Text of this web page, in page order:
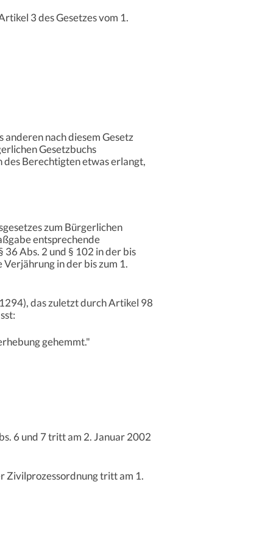
3 des Gesetzes vom 1.
nach diesem Gesetz
Gesetzbuchs
Berechtigten etwas erlangt,
zum Bürgerlichen
entsprechende
36 Abs. 2 und § 102 in der bis
in der bis zum 1.
das zuletzt durch Artikel 98
gehemmt."
6 und 7 tritt am 2. Januar 2002
Zivilprozessordnung tritt am 1.